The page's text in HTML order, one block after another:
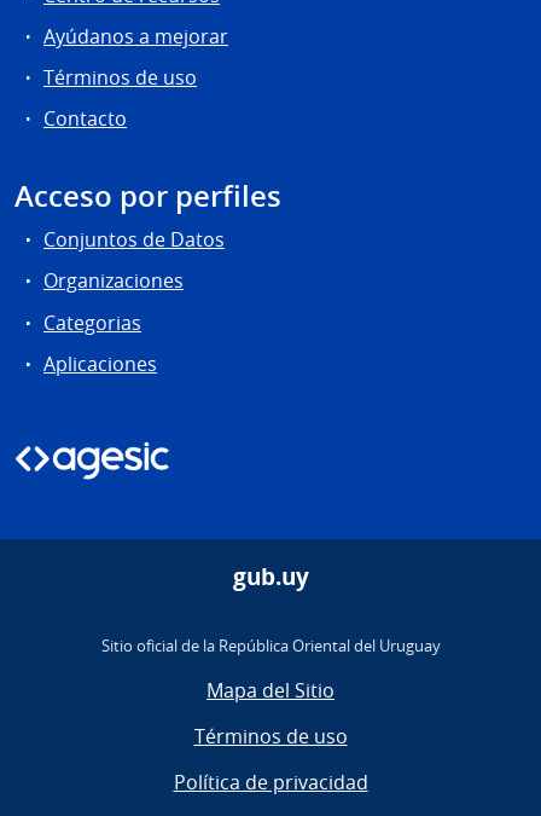
Ayúdanos a mejorar
Términos de uso
Contacto
Acceso por perfiles
Conjuntos de Datos
Organizaciones
Categorias
Aplicaciones
gub.uy
Sitio oficial de la República Oriental del Uruguay
Mapa del Sitio
Términos de uso
Política de privacidad